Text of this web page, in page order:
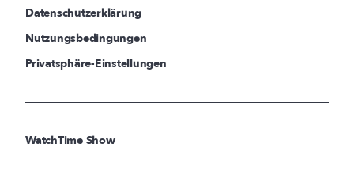
Datenschutzerklärung
Nutzungsbedingungen
Privatsphäre-Einstellungen
WatchTime Show